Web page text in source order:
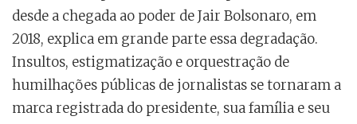
desde a chegada ao poder de Jair Bolsonaro, em
2018, explica em grande parte essa degradação.
Insultos, estigmatização e orquestração de
humilhações públicas de jornalistas se tornaram a
marca registrada do presidente, sua família e seu